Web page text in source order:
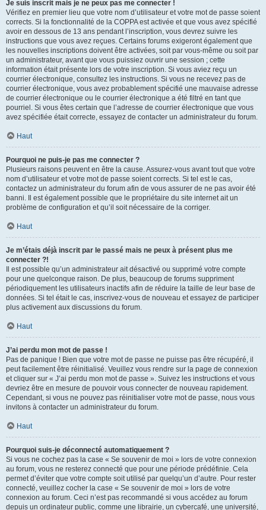
Je suis inscrit mais je ne peux pas me connecter !
Vérifiez en premier lieu que votre nom d’utilisateur et votre mot de passe soient
corrects. Si la fonctionnalité de la COPPA est activée et que vous avez spécifié
avoir en dessous de 13 ans pendant l’inscription, vous devrez suivre les
instructions que vous avez reçues. Certains forums exigeront également que
les nouvelles inscriptions doivent être activées, soit par vous-même ou soit par
un administrateur, avant que vous puissiez ouvrir une session ; cette
information était présente lors de votre inscription. Si vous aviez reçu un
courrier électronique, consultez les instructions. Si vous ne recevez pas de
courrier électronique, vous avez probablement spécifié une mauvaise adresse
de courrier électronique ou le courrier électronique a été filtré en tant que
pourriel. Si vous êtes certain que l’adresse de courrier électronique que vous
avez spécifiée était correcte, essayez de contacter un administrateur du forum.
Haut
Pourquoi ne puis-je pas me connecter ?
Plusieurs raisons peuvent en être la cause. Assurez-vous avant tout que votre
nom d’utilisateur et votre mot de passe soient corrects. Si tel est le cas,
contactez un administrateur du forum afin de vous assurer de ne pas avoir été
banni. Il est également possible que le propriétaire du site internet ait un
problème de configuration et qu’il soit nécessaire de la corriger.
Haut
Je m’étais déjà inscrit par le passé mais ne peux à présent plus me
connecter ?!
Il est possible qu’un administrateur ait désactivé ou supprimé votre compte
pour une quelconque raison. De plus, beaucoup de forums suppriment
périodiquement les utilisateurs inactifs afin de réduire la taille de leur base de
données. Si tel était le cas, inscrivez-vous de nouveau et essayez de participer
plus activement aux discussions du forum.
Haut
J’ai perdu mon mot de passe !
Pas de panique ! Bien que votre mot de passe ne puisse pas être récupéré, il
peut facilement être réinitialisé. Veuillez vous rendre sur la page de connexion
et cliquer sur « J’ai perdu mon mot de passe ». Suivez les instructions et vous
devriez être en mesure de pouvoir vous connecter de nouveau rapidement.
Cependant, si vous ne pouvez pas réinitialiser votre mot de passe, nous vous
invitons à contacter un administrateur du forum.
Haut
Pourquoi suis-je déconnecté automatiquement ?
Si vous ne cochez pas la case « Se souvenir de moi » lors de votre connexion
au forum, vous ne resterez connecté que pour une période prédéfinie. Cela
permet d’éviter que votre compte soit utilisé par quelqu’un d’autre. Pour rester
connecté, veuillez cocher la case « Se souvenir de moi » lors de votre
connexion au forum. Ceci n’est pas recommandé si vous accédez au forum
depuis un ordinateur public, comme une librairie, un cybercafé, une université,